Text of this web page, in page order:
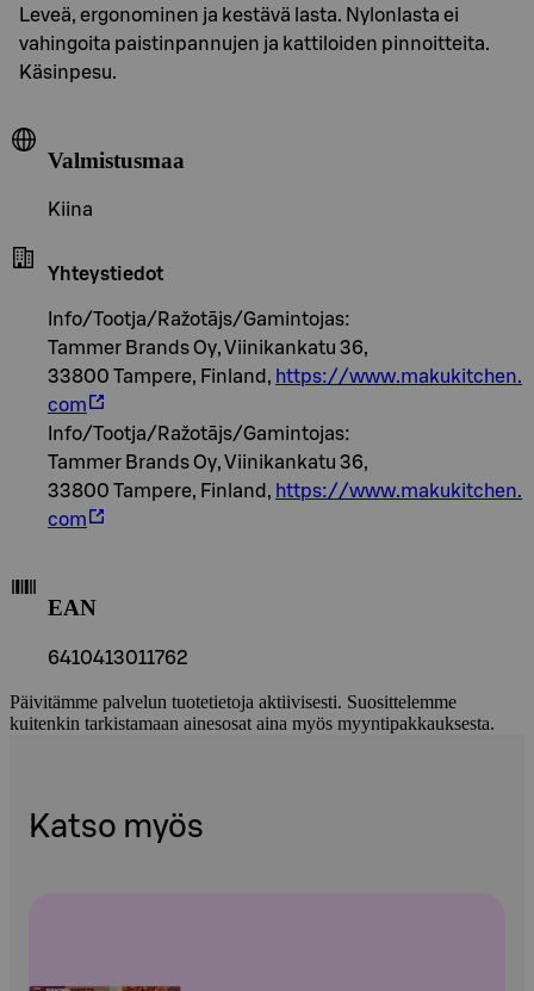
Leveä, ergonominen ja kestävä lasta. Nylonlasta ei
vahingoita paistinpannujen ja kattiloiden pinnoitteita.
Käsinpesu.
Valmistusmaa
Kiina
Yhteystiedot
Info/Tootja/Ražotājs/Gamintojas:
Tammer Brands Oy, Viinikankatu 36,
33800 Tampere, Finland, https://www.makukitchen.
com
Info/Tootja/Ražotājs/Gamintojas:
Tammer Brands Oy, Viinikankatu 36,
33800 Tampere, Finland, https://www.makukitchen.
com
EAN
6410413011762
Päivitämme palvelun tuotetietoja aktiivisesti. Suosittelemme
kuitenkin tarkistamaan ainesosat aina myös myyntipakkauksesta.
Katso myös